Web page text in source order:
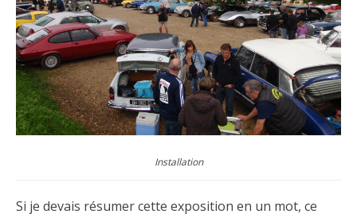
Installation
Si je devais résumer cette exposition en un mot, ce